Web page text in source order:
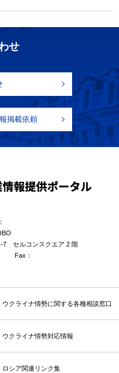
せ
掲載依頼
7 セルコンスクエア 2 階
Fax：
ウクライナ情勢に関する各種相談窓口
ウクライナ情勢対応情報
ロシア関連リンク集